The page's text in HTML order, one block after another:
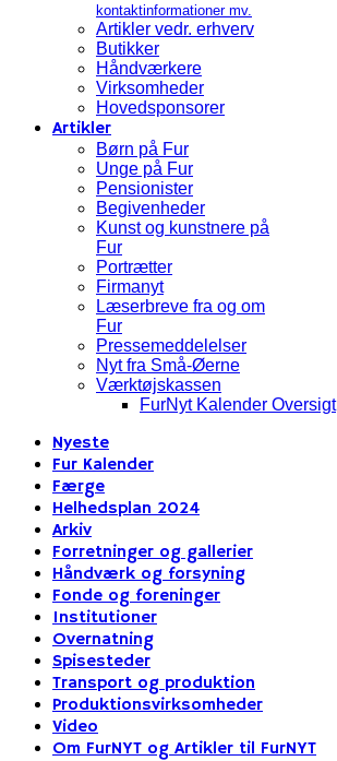
kontaktinformationer mv.
Artikler vedr. erhverv
Butikker
Håndværkere
Virksomheder
Hovedsponsorer
Artikler
Børn på Fur
Unge på Fur
Pensionister
Begivenheder
Kunst og kunstnere på
Fur
Portrætter
Firmanyt
Læserbreve fra og om
Fur
Pressemeddelelser
Nyt fra Små-Øerne
Værktøjskassen
FurNyt Kalender Oversigt
Nyeste
Fur Kalender
Færge
Helhedsplan 2024
Arkiv
Forretninger og gallerier
Håndværk og forsyning
Fonde og foreninger
Institutioner
Overnatning
Spisesteder
Transport og produktion
Produktionsvirksomheder
Video
Om FurNYT og Artikler til FurNYT